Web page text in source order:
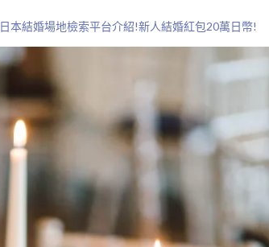
日本結婚場地檢索平台介紹!新人結婚紅包20萬日幣!